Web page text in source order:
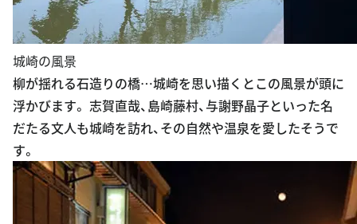
城崎の風景
柳が揺れる石造りの橋…城崎を思い描くとこの風景が頭に
浮かびます。 志賀直哉、島崎藤村、与謝野晶子といった名
だたる文人も城崎を訪れ、その自然や温泉を愛したそうで
す。